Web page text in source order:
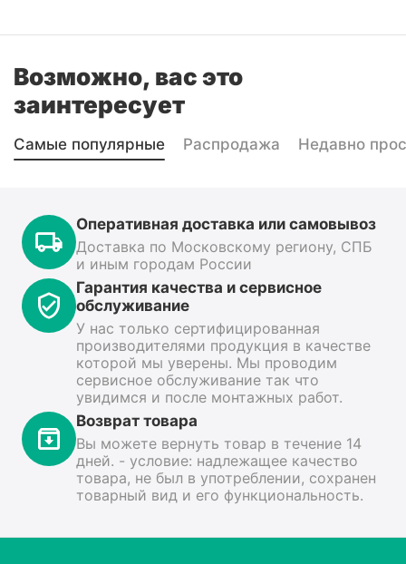
Возможно, вас это
заинтересует
Самые популярные Распродажа Недавно
Оперативная доставка или самовывоз
Доставка по Московскому региону, СПБ
и иным городам России
Гарантия качества и сервисное
обслуживание
У нас только сертифицированная
производителями продукция в качестве
которой мы уверены. Мы проводим
сервисное обслуживание так что
увидимся и после монтажных работ.
Возврат товара
Вы можете вернуть товар в течение 14
дней. - условие: надлежащее качество
товара, не был в употреблении, сохранен
товарный вид и его функциональность.